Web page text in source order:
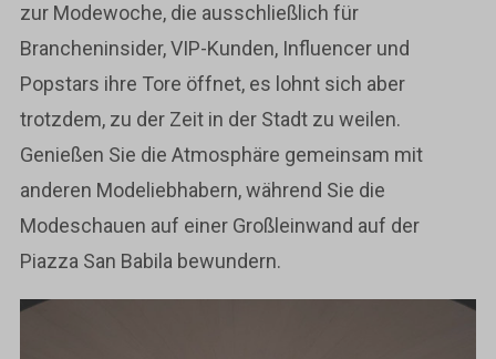
zur Modewoche, die ausschließlich für
Brancheninsider, VIP-Kunden, Influencer und
Popstars ihre Tore öffnet, es lohnt sich aber
trotzdem, zu der Zeit in der Stadt zu weilen.
Genießen Sie die Atmosphäre gemeinsam mit
anderen Modeliebhabern, während Sie die
Modeschauen auf einer Großleinwand auf der
Piazza San Babila bewundern.